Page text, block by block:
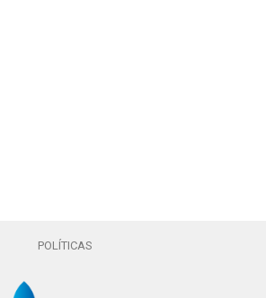
POLÍTICAS